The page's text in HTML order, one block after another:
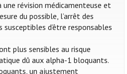
une révision médicamenteuse et
du possible, l’arrêt des
d’être responsables
plus sensibles au risque
dû aux alpha-1 bloquants.
un ajustement